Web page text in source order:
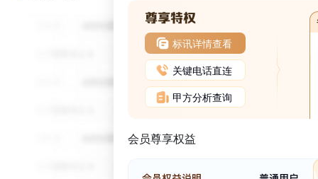
标讯详情查看
关键电话直连
甲方分析查询
会员尊享权益